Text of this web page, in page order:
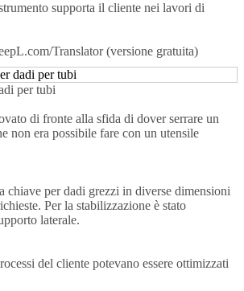
supporta il cliente nei lavori di
Translator (versione gratuita)
per tubi
di fronte alla sfida di dover serrare un
non era possibile fare con un utensile
chiave per dadi grezzi in diverse dimensioni
Per la stabilizzazione è stato
laterale.
del cliente potevano essere ottimizzati